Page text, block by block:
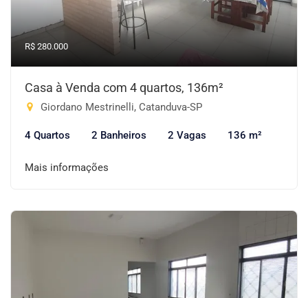
R$ 280.000
Casa à Venda com 4 quartos, 136m²
Giordano Mestrinelli, Catanduva-SP
4 Quartos 2 Banheiros 2 Vagas 136 m²
Mais informações